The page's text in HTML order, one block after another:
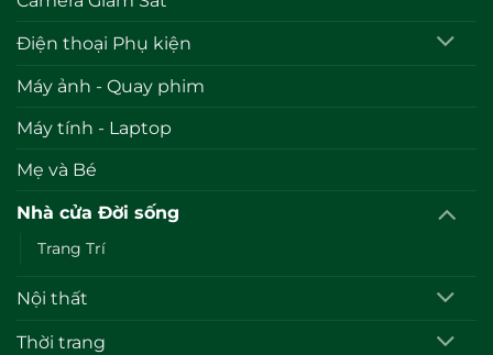
Điện thoại Phụ kiện
Máy ảnh - Quay phim
Máy tính - Laptop
Mẹ và Bé
Nhà cửa Đời sống
Trang Trí
Nội thất
Thời trang